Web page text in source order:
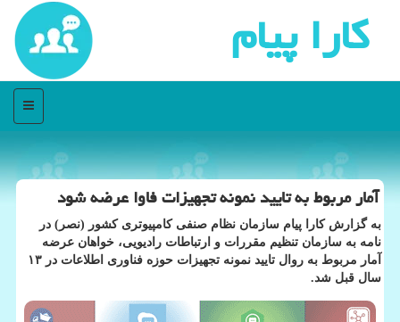
كارا پیام
منو
آمار مربوط به تایید نمونه تجهیزات فاوا عرضه شود
به گزارش كارا پیام سازمان نظام صنفی كامپیوتری كشور (نصر) در
نامه به سازمان تنظیم مقررات و ارتباطات رادیویی، خواهان عرضه
آمار مربوط به روال تایید نمونه تجهیزات حوزه فناوری اطلاعات در ۱۳
سال قبل شد.